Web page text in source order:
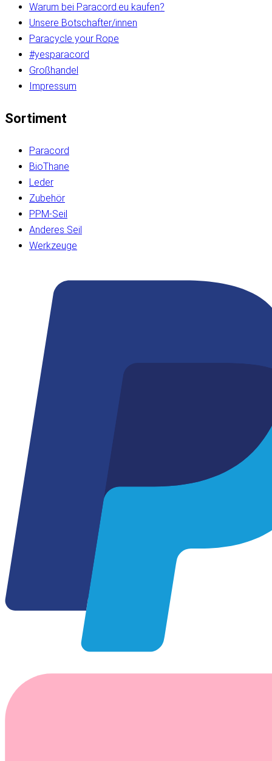
Warum bei Paracord.eu kaufen?
Unsere Botschafter/innen
Paracycle your Rope
#yesparacord
Großhandel
Impressum
Sortiment
Paracord
BioThane
Leder
Zubehör
PPM-Seil
Anderes Seil
Werkzeuge